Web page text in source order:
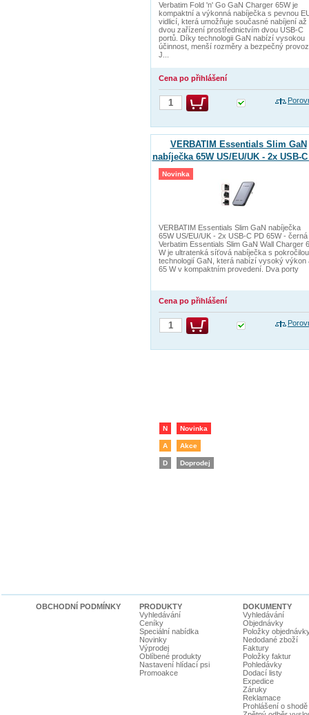
Verbatim Fold 'n' Go GaN Charger 65W je
kompaktní a výkonná nabíječka s pevnou
vidlicí, která umožňuje současné nabíjení až
dvou zařízení prostřednictvím dvou USB-C
portů. Díky technologii GaN nabízí vysokou
účinnost, menší rozměry a bezpečný
J...
Cena po přihlášení
VERBATIM Essentials Slim GaN
nabíječka 65W US/EU/UK - 2x USB-C
VERBATIM Essentials Slim GaN nabíječka
65W US/EU/UK - 2x USB-C PD 65W - černá
Verbatim Essentials Slim GaN Wall Charger
W je ultratenká síťová nabíječka s pokročilou
technologií GaN, která nabízí vysoký výkon
65 W v kompaktním provedení. Dva porty
Cena po přihlášení
Novinka
N Novinka
A Akce
D Doprodej
OBCHODNÍ PODMÍNKY
PRODUKTY
Vyhledávání
Ceníky
Speciální nabídka
Novinky
Výprodej
Oblíbené produkty
Nastavení hlídací psi
Promoakce
DOKUMENTY
Vyhledávání
Objednávky
Položky
Nedodané zboží
Faktury
Položky faktur
Pohledávky
Dodací listy
Expedice
Záruky
Reklamace
Prohlášení o shodě